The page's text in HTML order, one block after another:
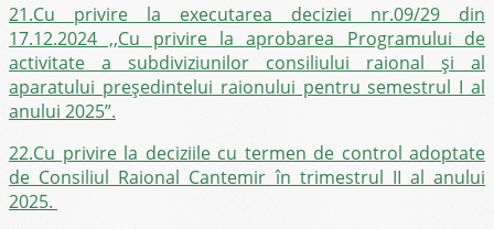
21.Cu privire la executarea deciziei nr.09/29 din
17.12.2024 ,,Cu privire la aprobarea Programului de
activitate a subdiviziunilor consiliului raional și al
aparatului preşedintelui raionului pentru semestrul I al
anului 2025”.
22.Cu privire la deciziile cu termen de control adoptate
de Consiliul Raional Cantemir în trimestrul II al anului
2025.